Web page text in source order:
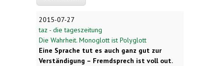
2015-07-27
taz - die tageszeitung
Die Wahrheit. Monoglott ist Polyglott
Eine Sprache tut es auch ganz gut zur
Verständigung – Fremdsprech ist voll out.